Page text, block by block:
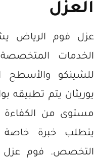
العزل
عزل فوم الرياض
الخدمات
للشينكو والأسطح
يوريثان يتم تطبيقه
مستوى من الكفاءة
يتطلب خبرة
التخصص. فوم عزل